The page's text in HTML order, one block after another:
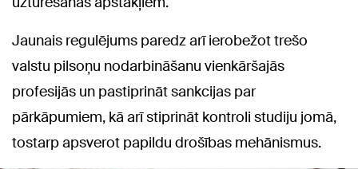
Jaunais regulējums paredz arī ierobežot trešo
valstu pilsoņu nodarbināšanu vienkāršajās
profesijās un pastiprināt sankcijas par
pārkāpumiem, kā arī stiprināt kontroli studiju jomā,
tostarp apsverot papildu drošības mehānismus.